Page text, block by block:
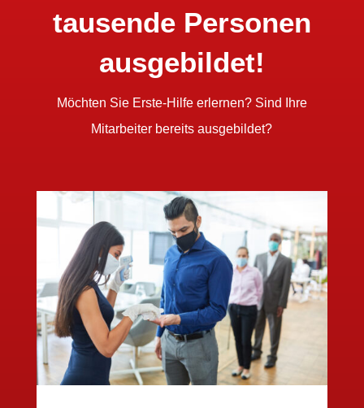
tausende Personen
ausgebildet!
Möchten Sie Erste-Hilfe erlernen? Sind Ihre
Mitarbeiter bereits ausgebildet?